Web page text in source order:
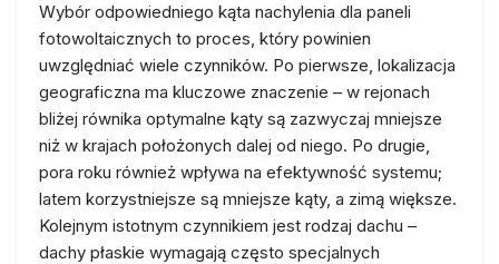
Wybór odpowiedniego kąta nachylenia dla paneli
fotowoltaicznych to proces, który powinien
uwzględniać wiele czynników. Po pierwsze, lokalizacja
geograficzna ma kluczowe znaczenie – w rejonach
bliżej równika optymalne kąty są zazwyczaj mniejsze
niż w krajach położonych dalej od niego. Po drugie,
pora roku również wpływa na efektywność systemu;
latem korzystniejsze są mniejsze kąty, a zimą większe.
Kolejnym istotnym czynnikiem jest rodzaj dachu –
dachy płaskie wymagają często specjalnych